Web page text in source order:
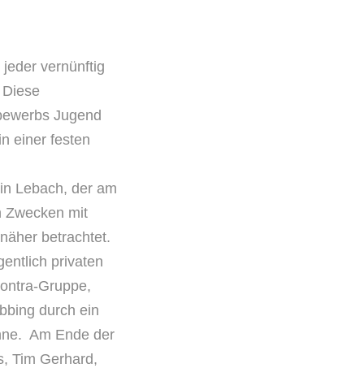
vernünftig
Jugend
einer festen
Lebach, der am
Zwecken mit
betrachtet.
privaten
Gruppe,
durch ein
Am Ende der
Tim Gerhard,